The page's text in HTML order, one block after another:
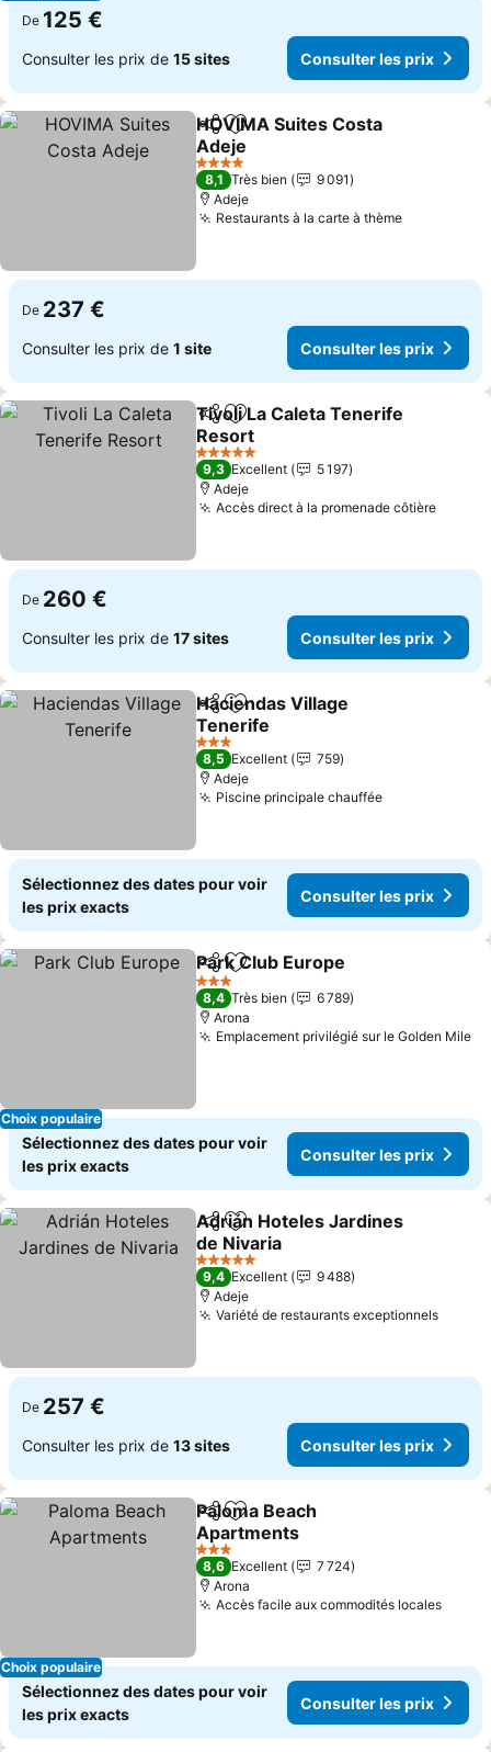
De 125 €
Consulter les prix de 15 sites Consulter les prix
PartagerAjouter à mes favoris
HOVIMA Suites Costa
Adeje
Consulter les prix
4 Étoiles
8,1 Très bien
9 091
Adeje
Restaurants à la carte à thèmeConsulter
De 237 €
Consulter les prix de 1 site Consulter les prix
PartagerAjouter à mes favoris
Tivoli La Caleta Tenerife
Resort
Consulter les prix
5 Étoiles
9,3 Excellent
5 197
Adeje
Accès direct à la promenade côtière
De 260 €
Consulter les prix de 17 sites Consulter les prix
PartagerAjouter à mes favoris
Haciendas Village
Tenerife
Consulter les prix
3 Étoiles
8,5 Excellent
759
Adeje
Piscine principale chaufféeConsulter
Sélectionnez des dates pour voir
les prix exacts
Consulter les prix
Choix populaire
PartagerAjouter à mes favoris
Park Club Europe
3 Étoiles
8,4 Très bien
6 789
Arona
Emplacement privilégié sur le Golden Mile
Sélectionnez des dates pour voir
les prix exacts
Consulter les prix
PartagerAjouter à mes favoris
Adrián Hoteles Jardines
de Nivaria
Consulter les prix
5 Étoiles
9,4 Excellent
9 488
Adeje
Variété de restaurants exceptionnels
De 257 €
Consulter les prix de 13 sites Consulter les prix
Choix populaire
PartagerAjouter à mes favoris
Paloma Beach
Apartments
Consulter les prix
3 Étoiles
8,6 Excellent
7 724
Arona
Accès facile aux commodités locales
Sélectionnez des dates pour voir
les prix exacts
Consulter les prix